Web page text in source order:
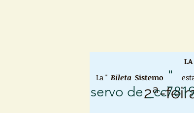
2ª-
LA
La " Bileta Sistemo "
servo de